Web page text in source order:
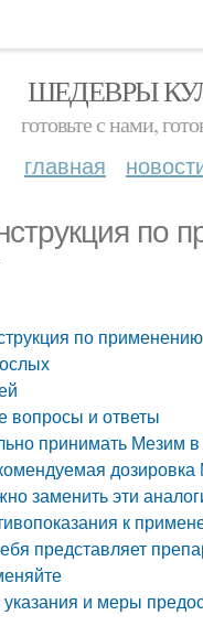
ШЕДЕВРЫ
готовьте с нами,
главная
по
по
вопросы и ответы
принимать Мезим в
заменить эти
к
представляет
и меры